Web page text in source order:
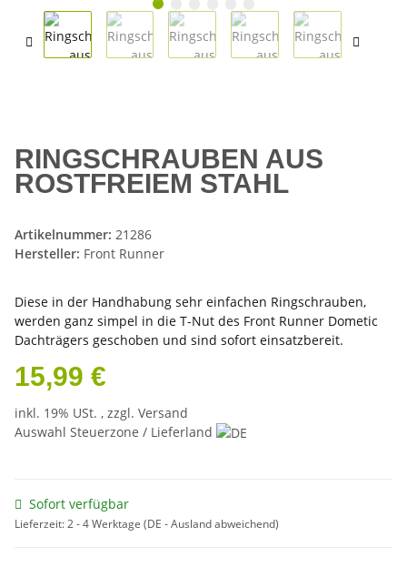
RINGSCHRAUBEN AUS
ROSTFREIEM STAHL
Artikelnummer: 21286
Hersteller: Front Runner
Diese in der Handhabung sehr einfachen Ringschrauben,
werden ganz simpel in die T-Nut des Front Runner Dometic
Dachträgers geschoben und sind sofort einsatzbereit.
15,99 €
inkl. 19% USt. , zzgl. Versand
Auswahl Steuerzone / Lieferland
Sofort verfügbar
Lieferzeit:2 - 4 Werktage (DE - Ausland abweichend)